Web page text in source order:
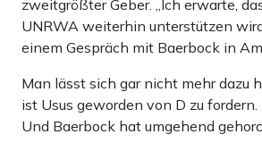
zweitgrößter Geber. „Ich erwarte,
UNRWA weiterhin unterstützen
einem Gespräch mit Baerbock in
Man lässt sich gar nicht mehr dazu
ist Usus geworden von D zu fordern.
Und Baerbock hat umgehend